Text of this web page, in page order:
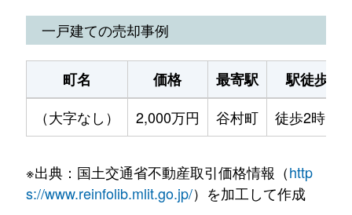
一戸建ての売却事例
町名 価格 最寄駅
駅徒歩
（大字なし）
2,000万円 谷村町 徒歩2時間
※出典：国土交通省不動産取引価格情報（http
s://www.reinfolib.mlit.go.jp/）を加工して作成